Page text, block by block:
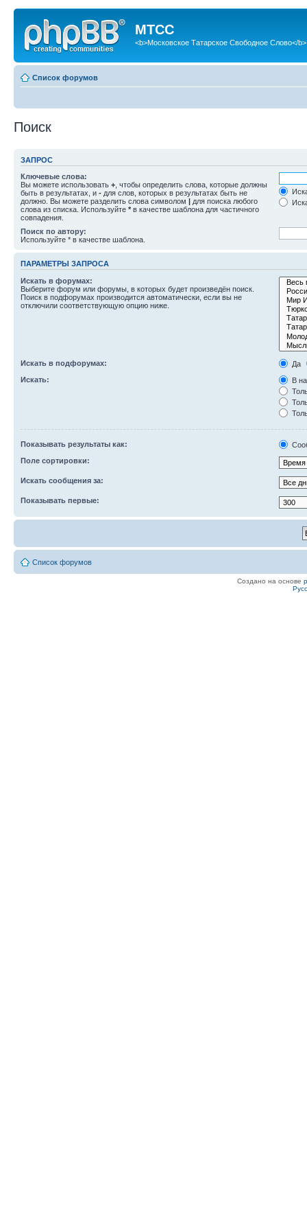
МТСС
<b>Московское Татарское Свободное Слово</b>
Список форумов
Поиск
ЗАПРОС
Ключевые слова:
Вы можете использовать + , чтобы определить слова, которые должны
быть в результатах, и - для слов, которых в результатах быть не
должно. Вы можете разделить слова символом | для поиска любого
слова из списка. Используйте * в качестве шаблона для частичного
совпадения.
Поиск по автору:
Используйте * в качестве шаблона.
ПАРАМЕТРЫ ЗАПРОСА
Искать в форумах:
Выберите форум или форумы, в которых будет произведён поиск.
Поиск в подфорумах производится автоматически, если вы не
отключили соответствующую опцию ниже.
Искать в подфорумах:
Да
Искать:
В
Показывать результаты как:
Поле сортировки:
Искать сообщения за:
Показывать первые:
Список форумов
Создано на основе